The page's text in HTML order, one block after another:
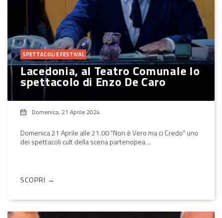
SPETTACOLI E FESTIVAL
Lacedonia, al Teatro Comunale lo
spettacolo di Enzo De Caro
Domenica, 21 Aprile 2024
Domenica 21 Aprile alle 21.00 “Non è Vero ma ci Credo" uno
dei spettacoli cult della scena partenopea....
SCOPRI →